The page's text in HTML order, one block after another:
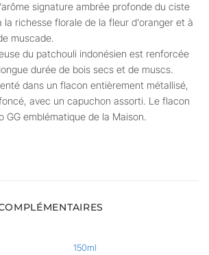
signature ambrée profonde du ciste
la richesse florale de la fleur d’oranger et à
muscade.
du patchouli indonésien est renforcée
durée de bois secs et de muscs.
dans un flacon entièrement métallisé,
avec un capuchon assorti. Le flacon
GG emblématique de la Maison.
150ml